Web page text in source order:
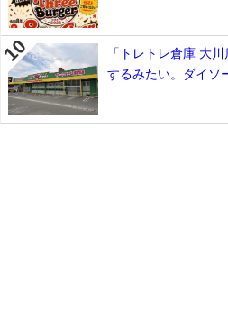
「トレトレ倉庫 大
するみたい。ダイソ